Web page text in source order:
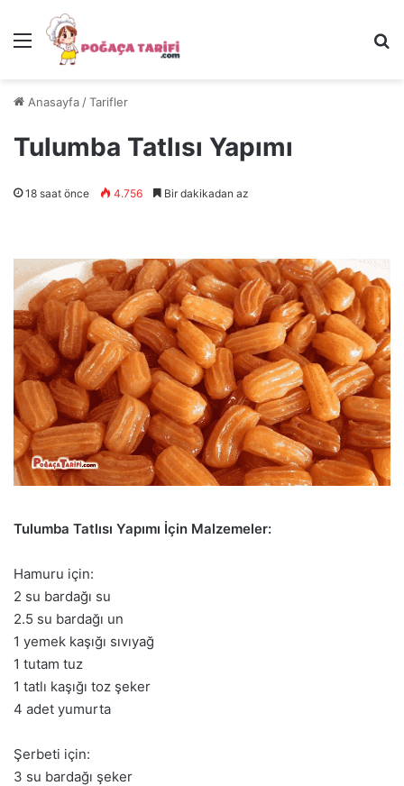
Menü
Anasayfa /Tarifler
Tulumba Tatlısı Yapımı
18 saat önce 4.756 Bir dakikadan az
Tulumba Tatlısı Yapımı İçin Malzemeler:
Hamuru için:
2 su bardağı su
2.5 su bardağı un
1 yemek kaşığı sıvıyağ
1 tutam tuz
1 tatlı kaşığı toz şeker
4 adet yumurta
Şerbeti için:
3 su bardağı şeker